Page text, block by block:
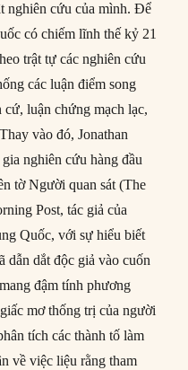
nghiên cứu của mình. Để
có chiếm lĩnh thế kỷ 21
trật tự các nghiên cứu
các luận điểm song
cứ, luận chứng mạch lạc,
vào đó, Jonathan
nghiên cứu hàng đầu
tờ Người quan sát (The
Post, tác giả của
Quốc, với sự hiểu biết
dẫn dắt độc giả vào cuốn
đậm tính phương
mơ thống trị của người
tích các thành tố làm
về việc liệu rằng tham